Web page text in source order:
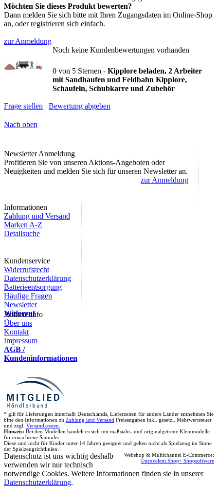
Möchten Sie dieses Produkt bewerten?
Dann melden Sie sich bitte mit Ihren Zugangsdaten im Online-Shop
an, oder registrieren sich einfach.
zur Anmeldung
Noch keine Kundenbewertungen vorhanden
0 von 5 Sternen - Kipplore beladen, 2 Arbeiter
mit Sandhaufen und Feldbahn Kipplore,
Schaufeln, Schubkarre und Zubehör
Frage stellen Bewertung abgeben
Nach oben
Newsletter Anmeldung
Profitieren Sie von unseren Aktions-Angeboten oder
Neuigkeiten und melden Sie sich für unseren Newsletter an.
zur Anmeldung
Informationen
Zahlung und Versand
Marken A-Z
Detailsuche
Kundenservice
Widerrufsrecht
Datenschutzerklärung
Batterieentsorgung
Häufige Fragen
Newsletter
Widerruf
Anbieterinfo
Über uns
Kontakt
Impressum
AGB /
Kundeninformationen
* gilt für Lieferungen innerhalb Deutschlands, Lieferzeiten für andere Länder entnehmen Sie
bitte den Informationen zu Zahlung und Versand Preisangaben inkl. gesetzl. Mehrwertsteuer
und zzgl. Versandkosten
Hinweis: Bei den Modellen handelt es sich um maßstabs- und originalgetreue Kleinmodelle
für erwachsene Sammler.
Diese sind nicht für Kinder unter 14 Jahren geeignet und gelten nicht als Spielzeug im Sinne
der Spielzeugrichtlinien.
Webshop & Multichannel E-Commerce:
©nexcelent.Shop+ Shopsoftware
Datenschutz ist uns wichtig deshalb
verwenden wir nur technisch
notwendige Cookies. Weitere Informationen finden sie in unserer
Datenschutzerklärung.